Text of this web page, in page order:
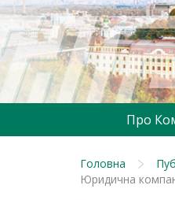
Про
Головна
Юридична